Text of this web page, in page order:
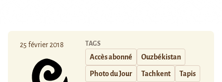
25 février 2018 TAGS
Accès abonné Ouzbékistan
Photo du Jour Tachkent Tapis